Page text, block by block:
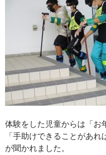
体験をした児童からは「お
「手助けできることがあ
が聞かれました。